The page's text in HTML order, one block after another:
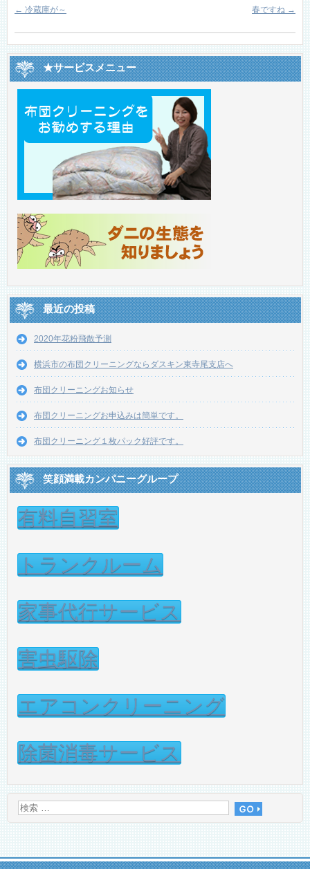
← 冷蔵庫が～ 春ですね →
★サービスメニュー
最近の投稿
2020年花粉飛散予測
横浜市の布団クリーニングならダスキン東寺尾支店へ
布団クリーニングお知らせ
布団クリーニングお申込みは簡単です。
布団クリーニング１枚パック好評です。
笑顔満載カンパニーグループ
有料自習室
トランクルーム
家事代行サービス
害虫駆除
エアコンクリーニング
除菌消毒サービス